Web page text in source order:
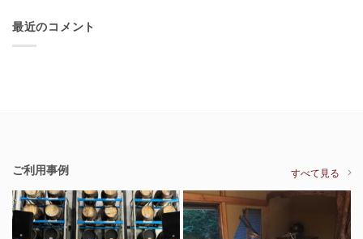
最近のコメント
ご利用事例 すべて見る